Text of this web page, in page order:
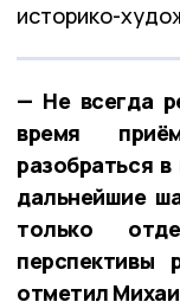
историко-
— Не всегда
время
разобраться
дальнейшие
только
отметил